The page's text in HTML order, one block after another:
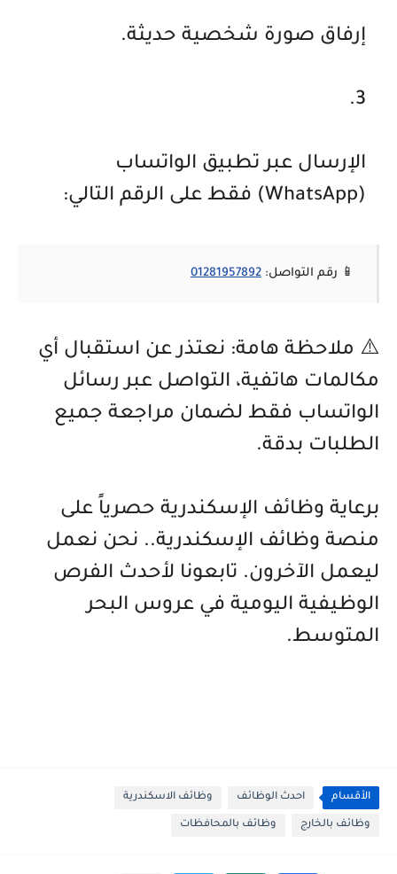
إرفاق صورة شخصية حديثة.
الإرسال عبر تطبيق الواتساب
(WhatsApp)
فقط على الرقم التالي:
📱 رقم التواصل: 01281957892
⚠️ ملاحظة هامة: نعتذر عن استقبال أي
مكالمات هاتفية، التواصل عبر رسائل
الواتساب فقط لضمان مراجعة جميع
الطلبات بدقة.
برعاية وظائف الإسكندرية حصرياً على
منصة وظائف الإسكندرية.. نحن نعمل
ليعمل الآخرون. تابعونا لأحدث الفرص
الوظيفية اليومية في عروس البحر
المتوسط.
الأقسام احدث الوظائف وظائف الاسكندرية
وظائف بالخارج وظائف بالمحافظات